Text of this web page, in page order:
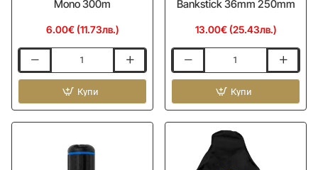
Mono 300m
6.00€ (11.73лв.)
Submerge
Mono
300m
Купи
Bankstick 36mm 250mm
13.00€ (25.43лв.)
PRESTON
Bankstick
36mm
250mm
Купи